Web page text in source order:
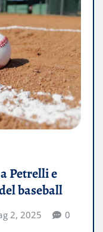
Petrelli e
baseball
2, 2025 0